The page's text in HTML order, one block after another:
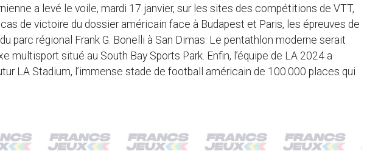
a levé le voile, mardi 17 janvier, sur les sites des compétitions de VTT,
de victoire du dossier américain face à Budapest et Paris, les épreuves de
parc régional Frank G. Bonelli à San Dimas. Le pentathlon moderne serait
multisport situé au South Bay Sports Park. Enfin, l’équipe de LA 2024 a
LA Stadium, l’immense stade de football américain de 100.000 places qui